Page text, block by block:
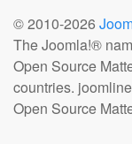
© 2010-2026
The Joomla!®
Open Source
countries.
Open Source